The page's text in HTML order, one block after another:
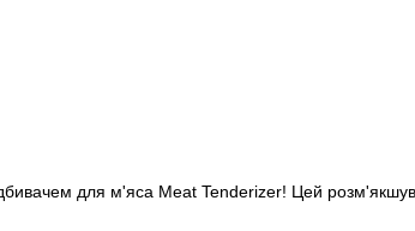
для м'яса Meat Tenderizer! Цей